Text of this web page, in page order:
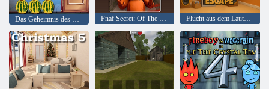
Das Geheimnis des Erntedankfestes Fnaf Secret: Of The Mimic Flucht aus dem Lautsprecherraum